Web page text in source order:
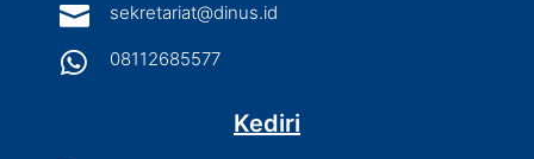
 sekretariat@dinus.id
 08112685577
Kediri